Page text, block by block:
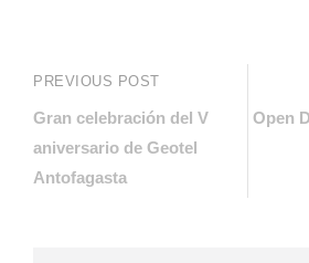
PREVIOUS POST
Gran celebración del V
aniversario de Geotel
Antofagasta
Open